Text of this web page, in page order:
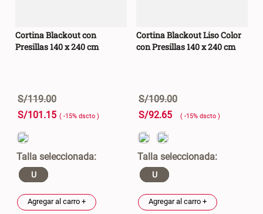
Cortina Blackout con
Presillas 140 x 240 cm
S/119.00
S/101.15 ( -15% dscto )
U
Agregar al carro +
Cortina Blackout Liso Color
con Presillas 140 x 240 cm
S/109.00
S/92.65 ( -15% dscto )
U
Agregar al carro +